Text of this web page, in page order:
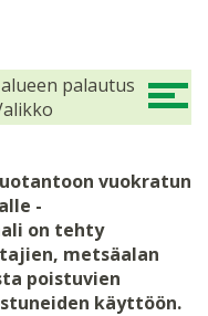
vuokratun
-
on tehty
metsäalan
poistuvien
käyttöön.
palautus